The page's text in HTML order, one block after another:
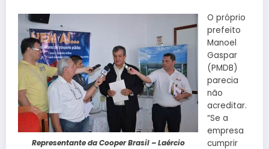
Representante da Cooper Brasil – Laércio
O próprio
prefeito
Manoel
Gaspar
(PMDB)
parecia
não
acreditar.
“Se a
empresa
cumprir